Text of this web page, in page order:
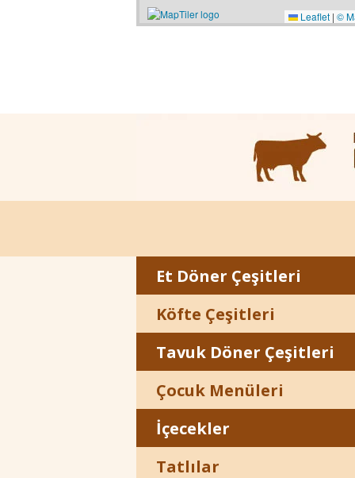
Leaflet | ©
Et Döner Çeşitleri
Köfte Çeşitleri
Tavuk Döner Çeşitleri
Çocuk Menüleri
İçecekler
Tatlılar